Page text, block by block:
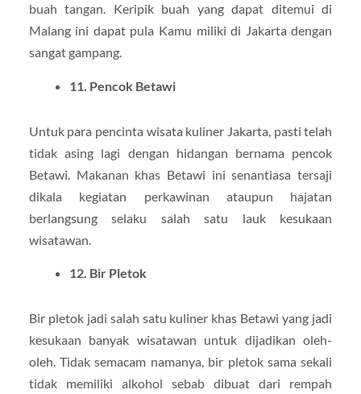
buah tangan. Keripik buah yang dapat ditemui di
Malang ini dapat pula Kamu miliki di Jakarta dengan
sangat gampang.
11. Pencok Betawi
Untuk para pencinta wisata kuliner Jakarta, pasti telah
tidak asing lagi dengan hidangan bernama pencok
Betawi. Makanan khas Betawi ini senantiasa tersaji
dikala kegiatan perkawinan ataupun hajatan
berlangsung selaku salah satu lauk kesukaan
wisatawan.
12. Bir Pletok
Bir pletok jadi salah satu kuliner khas Betawi yang jadi
kesukaan banyak wisatawan untuk dijadikan oleh-
oleh. Tidak semacam namanya, bir pletok sama sekali
tidak memiliki alkohol sebab dibuat dari rempah